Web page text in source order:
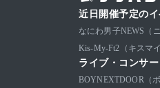
近日開催予定のイ
なにわ男子NEWS（
Kis-My-Ft2（キスマ
ライブ・コンサー
BOYNEXTDOOR（